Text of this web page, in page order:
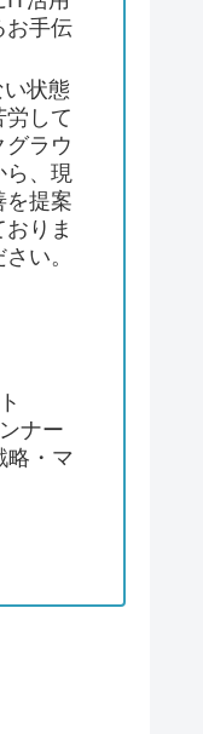
お手伝
状態
労して
グラウ
ら、現
を提案
りま
い。
ナー
・マ